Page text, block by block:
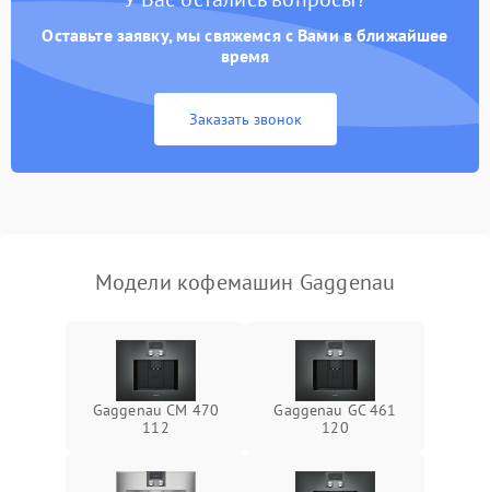
Оставьте заявку, мы свяжемся с Вами в ближайшее
время
Заказать звонок
Модели кофемашин Gaggenau
Gaggenau CM 470
112
Gaggenau GC 461
120